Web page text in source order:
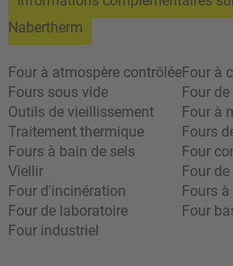
Nabertherm
Four à atmospère contrôlée
Fours sous vide
Outils de vieillissement
Traitement thermique
Fours à bain de sels
Viellir
Four d'incinération
Four de laboratoire
Four industriel
Four à
Four
Four à
Fours
Four
Four
Fours
Four